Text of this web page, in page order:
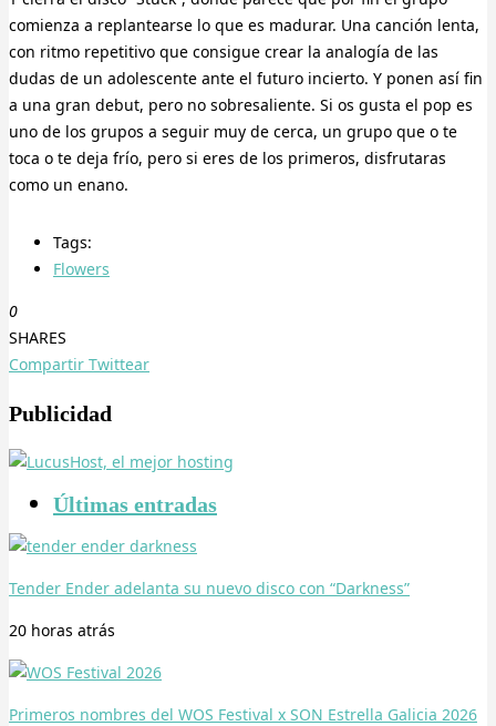
comienza a replantearse lo que es madurar. Una canción lenta,
con ritmo repetitivo que consigue crear la analogía de las
dudas de un adolescente ante el futuro incierto. Y ponen así fin
a una gran debut, pero no sobresaliente. Si os gusta el pop es
uno de los grupos a seguir muy de cerca, un grupo que o te
toca o te deja frío, pero si eres de los primeros, disfrutaras
como un enano.
Tags:
Flowers
0
SHARES
Compartir Twittear
Publicidad
Últimas entradas
Tender Ender adelanta su nuevo disco con “Darkness”
20 horas atrás
Primeros nombres del WOS Festival x SON Estrella Galicia 2026